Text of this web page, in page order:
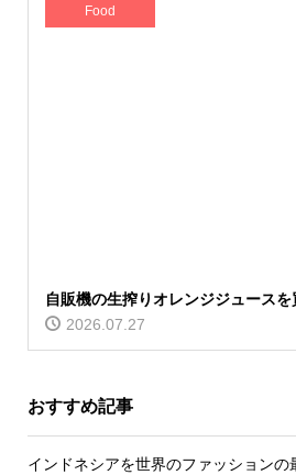
Food
自販機の生搾りオレンジジュースを
2026.07.27
おすすめ記事
インドネシアを世界のファッションの